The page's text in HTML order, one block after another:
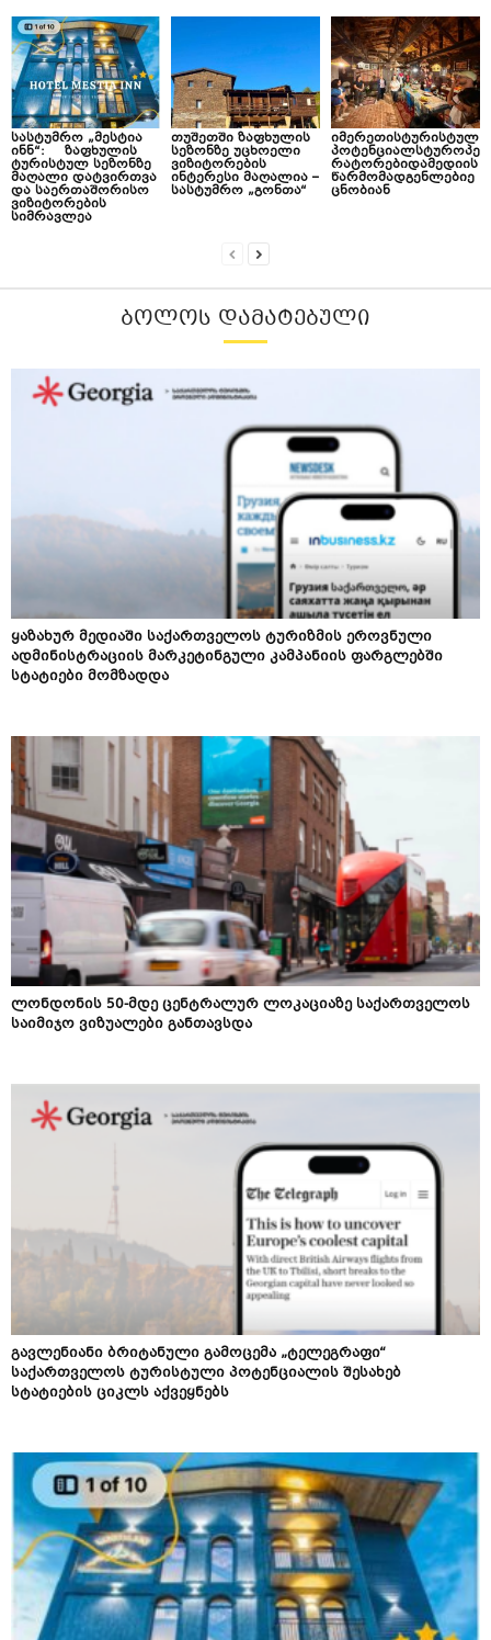
სასტუმრო „მესტია
ინნ“: ზაფხულის
ტურისტულ სეზონზე
მაღალი დატვირთვა
და საერთაშორისო
ვიზიტორების
სიმრავლეა
თუშეთში ზაფხულის
სეზონზე უცხოელი
ვიზიტორების
ინტერესი მაღალია –
სასტუმრო „გონთა“
იმერეთისტურისტულ
პოტენციალსტუროპე
რატორებიდამედიის
წარმომადგენლებიე
ცნობიან
ᲑᲝᲚᲝᲡ ᲓᲐᲛᲐᲢᲔᲑᲣᲚᲘ
ყაზახურ მედიაში საქართველოს ტურიზმის ეროვნული
ადმინისტრაციის მარკეტინგული კამპანიის ფარგლებში
სტატიები მომზადდა
ლონდონის 50-მდე ცენტრალურ ლოკაციაზე საქართველოს
საიმიჯო ვიზუალები განთავსდა
გავლენიანი ბრიტანული გამოცემა „ტელეგრაფი“
საქართველოს ტურისტული პოტენციალის შესახებ
სტატიების ციკლს აქვეყნებს